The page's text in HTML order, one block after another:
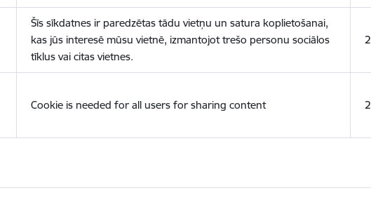
Šīs sīkdatnes ir paredzētas tādu vietņu un satura koplietošanai,
kas jūs interesē mūsu vietnē, izmantojot trešo personu sociālos
tīklus vai citas vietnes.
Cookie is needed for all users for sharing content